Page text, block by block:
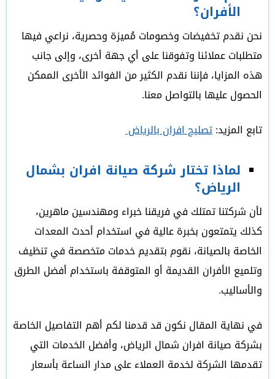
الأفران؟
نحن نقدم تخفيضات وخصومات مُميزة وحصرية، نراعي فيها
متطلبات عملائنا وتفوقنا على أي جهة أخرى، وإلى جانب
هذه المزايا، فإننا نقدم الكثير من الفوائد الأخرى الممكن
الحصول عليها بالتواصل معنا.
تابع المزيد:تصليح افران بالرياض
لماذا تختار شركة صيانة افران بشمال
الرياض؟
لأن شركتنا تمتلك في فريقنا خبراء ومهندسين ماهرين،
كذلك يتمتعون بخبرة عالية في استخدام أحدث المعدات
الخاصة بالصيانة، نقوم بتقديم خدمات متخصصة في تنظيف
وتلميع الأفران القديمة أو المتوقفة باستخدام أفضل الطرق
والأساليب.
في نهاية المقال نكون قد قدمنا لكم أهم التفاصيل الخاصة
بشركة صيانة افران شمال الرياض، وأفضل الخدمات التي
تقدمها الشركة لخدمة العملاء على مدار الساعة بأسعار